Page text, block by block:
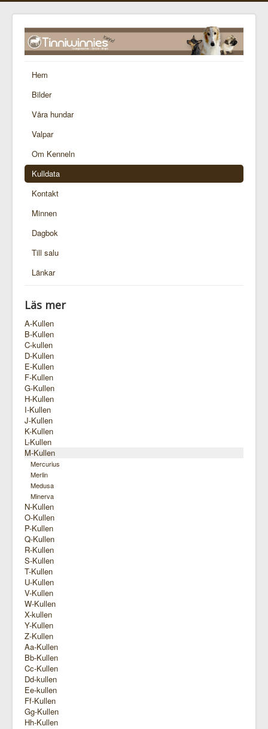
Hem
Bilder
Våra hundar
Valpar
Om Kenneln
Kulldata
Kontakt
Minnen
Dagbok
Till salu
Länkar
Läs mer
A-Kullen
B-Kullen
C-kullen
D-Kullen
E-Kullen
F-Kullen
G-Kullen
H-Kullen
I-Kullen
J-Kullen
K-Kullen
L-Kullen
M-Kullen
Mercurius
Merlin
Medusa
Minerva
N-Kullen
O-Kullen
P-Kullen
Q-Kullen
R-Kullen
S-Kullen
T-Kullen
U-Kullen
V-Kullen
W-Kullen
X-kullen
Y-Kullen
Z-Kullen
Aa-Kullen
Bb-Kullen
Cc-Kullen
Dd-kullen
Ee-kullen
Ff-Kullen
Gg-Kullen
Hh-Kullen